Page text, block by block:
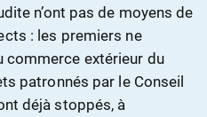
n’ont pas de moyens de
: les premiers ne
commerce extérieur du
patronnés par le Conseil
déjà stoppés, à